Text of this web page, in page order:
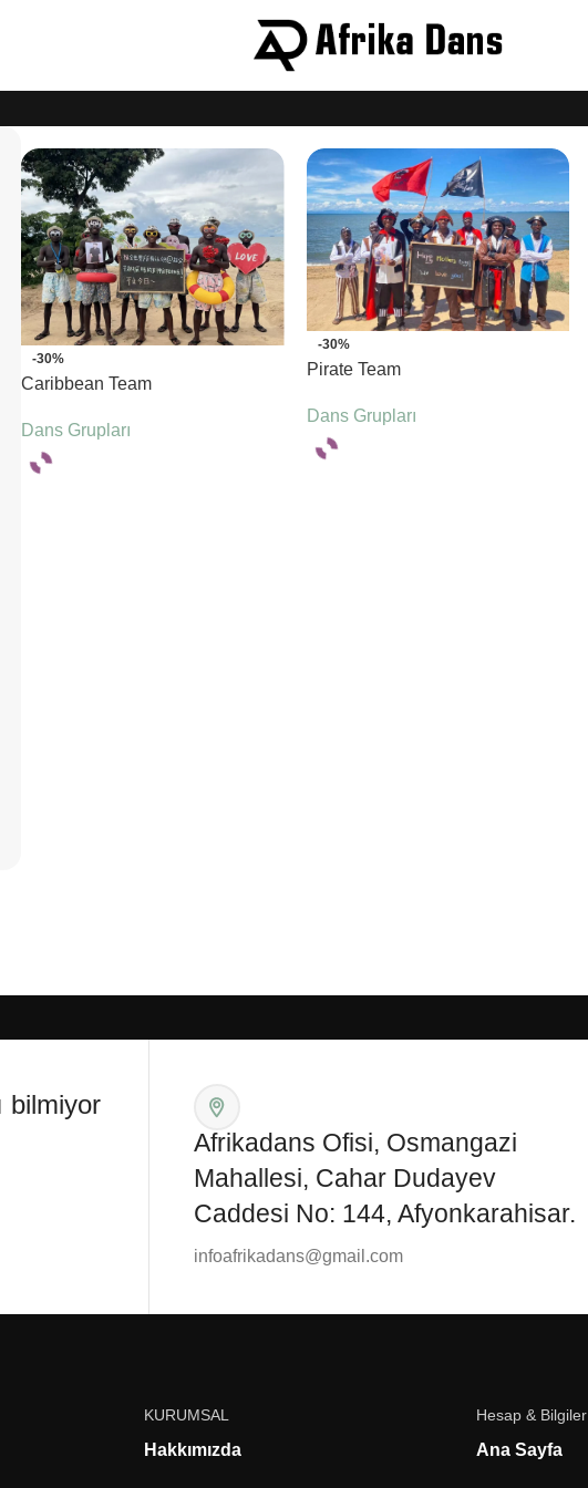
-30%
Caribbean Team
Dans Grupları
-30%
Pirate Team
Dans Grupları
bilmiyor
Afrikadans Ofisi, Osmangazi
Mahallesi, Cahar Dudayev
Caddesi No: 144, Afyonkarahisar.
infoafrikadans@gmail.com
KURUMSAL
Hakkımızda
Hesap & Bilgiler
Ana Sayfa